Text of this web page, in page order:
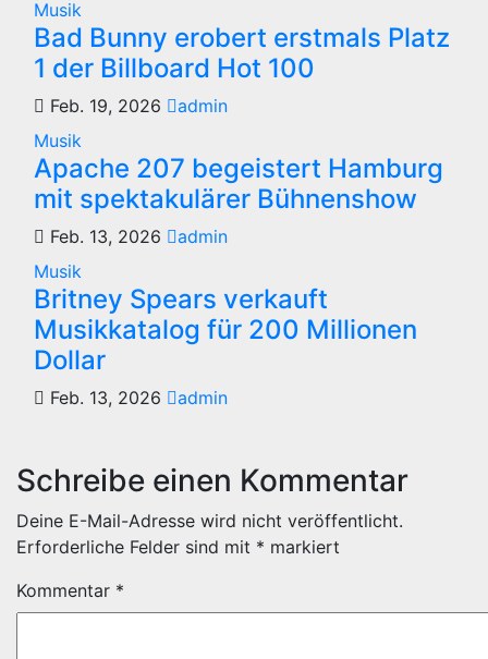
Musik
Bad Bunny erobert erstmals Platz
1 der Billboard Hot 100
Feb. 19, 2026
admin
Musik
Apache 207 begeistert Hamburg
mit spektakulärer Bühnenshow
Feb. 13, 2026
admin
Musik
Britney Spears verkauft
Musikkatalog für 200 Millionen
Dollar
Feb. 13, 2026 admin
Schreibe einen Kommentar
Deine E-Mail-Adresse wird nicht veröffentlicht.
Erforderliche Felder sind mit * markiert
Kommentar *